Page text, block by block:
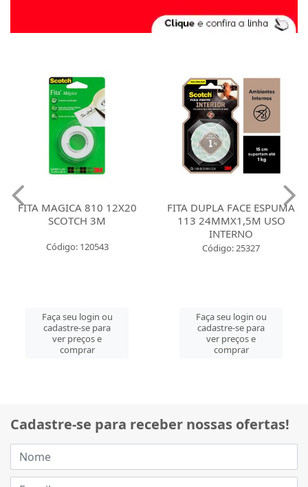
FITA MAGICA 810 12X20
SCOTCH 3M
Código: 120543
Faça seu login ou
cadastre-se para
ver preços e
comprar
FITA DUPLA FACE ESPUMA
113 24MMX1,5M USO
INTERNO
Código: 25327
Faça seu login ou
cadastre-se para
ver preços e
comprar
Cadastre-se para receber nossas ofertas!